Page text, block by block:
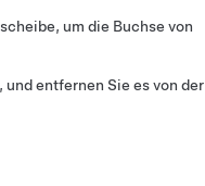
um die Buchse von
entfernen Sie es von der